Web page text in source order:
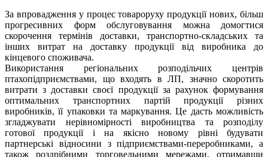
За впровадження у процес товароруху продукції нових, більш
прогресивних форм обслуговування можна домогтися
скорочення термінів доставки, транспортно-складських та
інших витрат на доставку продукції від виробника до
кінцевого споживача.
Використання регіональних розподільчих центрів
птахопідприємствами, що входять в ЛП, значно скоротить
витрати з доставки своєї продукції за рахунок формування
оптимальних транспортних партій продукції різних
виробників, її упаковки та маркування. Це дасть можливість
згладжувати нерівномірності виробництва та розподілу
готової продукції і на якісно новому рівні будувати
партнерські відносини з підприємствами-переробниками, а
також роздрібними торговельними мережами, отримавши